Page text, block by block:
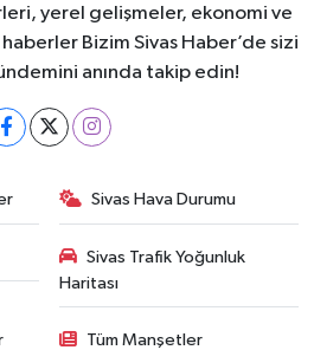
yerel gelişmeler, ekonomi ve
Bizim Sivas Haber’de sizi
anında takip edin!
Sivas Hava Durumu
Sivas Trafik Yoğunluk
Haritası
Tüm Manşetler